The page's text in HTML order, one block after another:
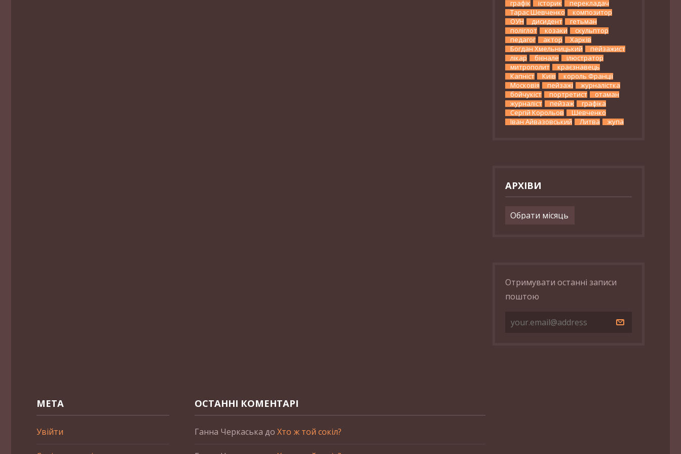
графік
історик
перекладач
Тарас Шевченко
композитор
ОУН
дисидент
гетьман
поліглот
козаки
скульптор
педагог
актор
Харків
Богдан Хмельницький
пейзажист
лікар
бієнале
ілюстратор
митрополит
краєзнавець
Капніст
Київ
король Франції
Московія
пейзажі
журналістка
бойчукіст
портретист
отаман
журналіст
пейзаж
графіка
Сергій Корольов
Шевченко
Іван Айвазовський
Литва жупа
АРХІВИ
Архіви
Отримувати останні записи
поштою
МЕТА
Увійти
ОСТАННІ КОМЕНТАРІ
Ганна Черкаська до Хто ж той сокіл?